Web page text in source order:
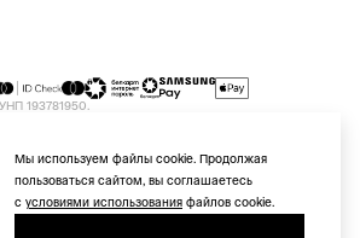
193781950.
регистрации №193781950 от 09.08.2024,
району г. Минска.
реестре Республики Беларусь №756898
Республика Беларусь, г. Минск, ул. Красная, д.7,
Мы используем файлы cookie. Продолжая
пользоваться сайтом, вы соглашаетесь
с условиями использования файлов cookie.